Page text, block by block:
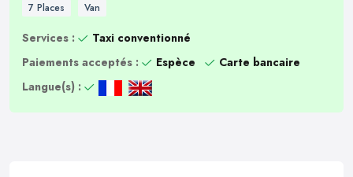
7 Places Van
Services :
Taxi conventionné
Paiements acceptés :
Espèce
Carte bancaire
Langue(s) :